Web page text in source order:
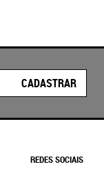
CADASTRAR
REDES SOCIAIS